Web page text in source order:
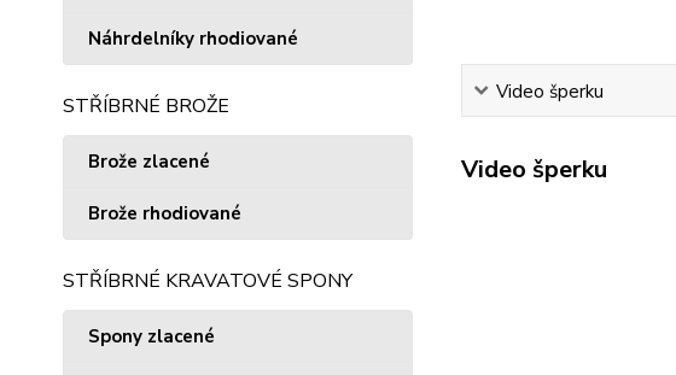
Náhrdelníky rhodiované
STŘÍBRNÉ BROŽE
Brože zlacené
Brože rhodiované
STŘÍBRNÉ KRAVATOVÉ SPONY
Spony zlacené
Video šperku
Video šperku